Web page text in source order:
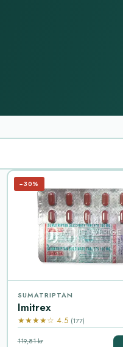
−30%
SUMATRIPTAN
Imitrex
★★★★☆ 4.5 (177)
119,81 kr